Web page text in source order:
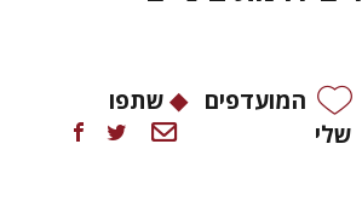
המועדפים
שלי
שתפו